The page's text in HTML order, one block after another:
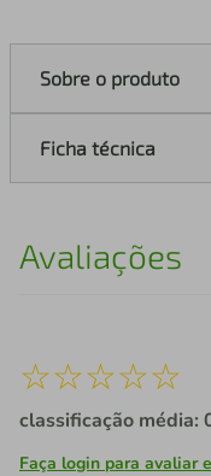
Sobre o produto
Ficha técnica
Avaliações
☆☆☆☆☆
classificação média:
Faça login para avaliar